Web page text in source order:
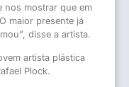
nos mostrar que em
maior presente já
disse a artista.
artista plástica
Plock.